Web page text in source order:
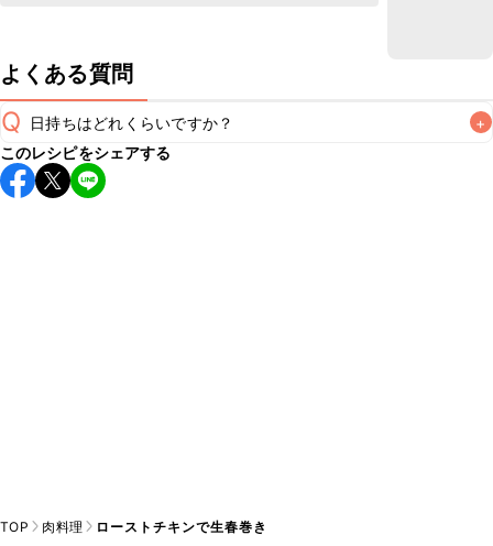
よくある質問
Q 日持ちはどれくらいですか？ +
保存期間は冷蔵で当日中が目安です。なるべくお早めにお召
し上がりください。
このレシピをシェアする
TOP 肉料理 ローストチキンで生春巻き